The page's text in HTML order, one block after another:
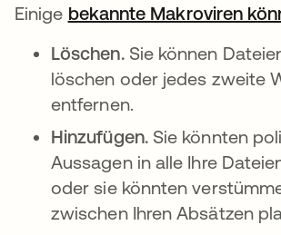
Einige bekannte Makroviren
Löschen. Sie können
löschen oder jedes zweite
entfernen.
Hinzufügen. Sie könnten
Aussagen in alle Ihre
oder sie könnten
zwischen Ihren Absätzen